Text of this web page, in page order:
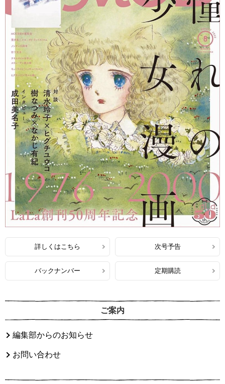
詳しくはこちら 次号予告
バックナンバー 定期購読
ご案内
編集部からのお知らせ
お問い合わせ